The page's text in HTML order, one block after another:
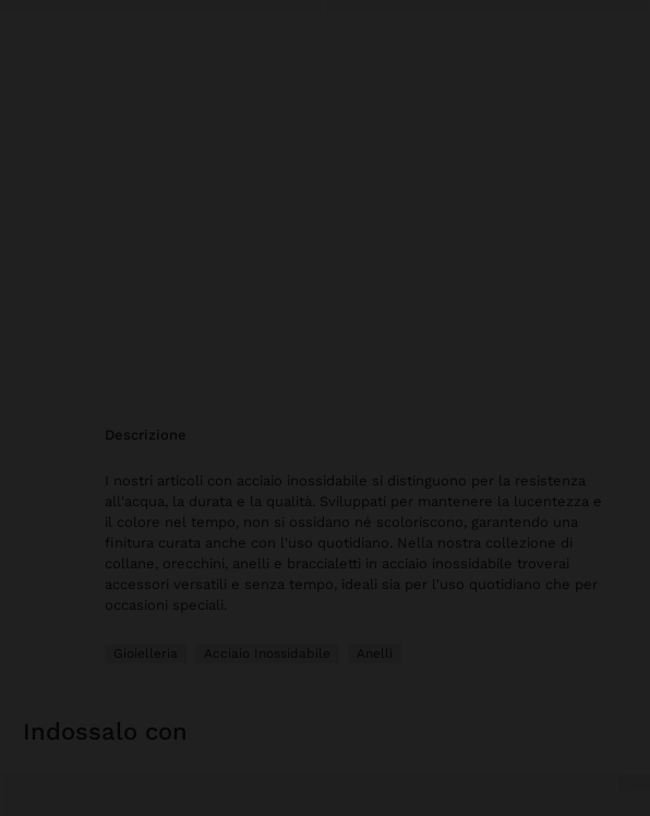
descrizione
I nostri articoli con acciaio inossidabile si distinguono per la resistenza
all'acqua, la durata e la qualità. Sviluppati per mantenere la lucentezza e
il colore nel tempo, non si ossidano né scoloriscono, garantendo una
finitura curata anche con l'uso quotidiano. Nella nostra collezione di
collane, orecchini, anelli e braccialetti in acciaio inossidabile troverai
accessori versatili e senza tempo, ideali sia per l'uso quotidiano che per
occasioni speciali.
Gioielleria Acciaio Inossidabile Anelli
indossalo con